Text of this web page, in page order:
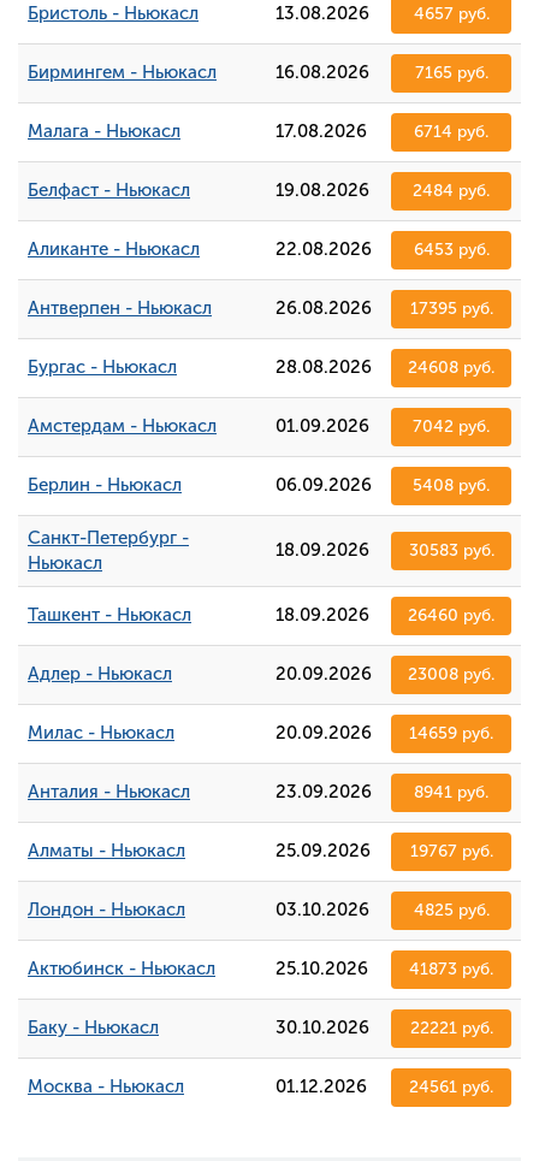
Бристоль - Ньюкасл 13.08.2026 4657 руб.
Бирмингем - Ньюкасл 16.08.2026 7165 руб.
Малага - Ньюкасл 17.08.2026 6714 руб.
Белфаст - Ньюкасл 19.08.2026 2484 руб.
Аликанте - Ньюкасл 22.08.2026 6453 руб.
Антверпен - Ньюкасл 26.08.2026 17395 руб.
Бургас - Ньюкасл 28.08.2026 24608 руб.
Амстердам - Ньюкасл 01.09.2026 7042 руб.
Берлин - Ньюкасл 06.09.2026 5408 руб.
Санкт-Петербург -
Ньюкасл
18.09.2026 30583 руб.
Ташкент - Ньюкасл 18.09.2026 26460 руб.
Адлер - Ньюкасл 20.09.2026 23008 руб.
Милас - Ньюкасл 20.09.2026 14659 руб.
Анталия - Ньюкасл 23.09.2026 8941 руб.
Алматы - Ньюкасл 25.09.2026 19767 руб.
Лондон - Ньюкасл 03.10.2026 4825 руб.
Актюбинск - Ньюкасл 25.10.2026 41873 руб.
Баку - Ньюкасл 30.10.2026 22221 руб.
Москва - Ньюкасл 01.12.2026 24561 руб.